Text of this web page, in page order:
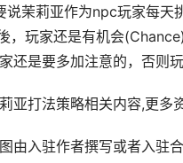
茉莉亚作为npc玩家每
，玩家还是有机会
还是要多加注意的，否则
亚打法策略相关内容,更多
由入驻作者撰写或者入驻